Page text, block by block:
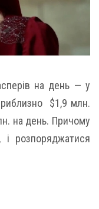
на день — у
$1,9 млн.
на день. Причому
і розпоряджатися